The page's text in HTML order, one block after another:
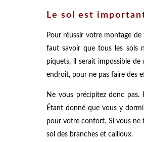
Le sol est
Pour réussir votre montage
faut savoir que tous les sols
piquets, il serait impossible
endroit, pour ne pas faire des
Ne vous précipitez donc
Étant donné que vous y
pour votre confort. Si vous ne
sol des branches et cailloux.